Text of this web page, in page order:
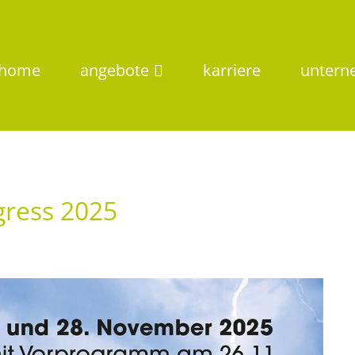
angebote karriere
2025